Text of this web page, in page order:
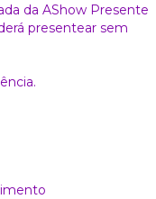
da AShow Presente
presentear sem